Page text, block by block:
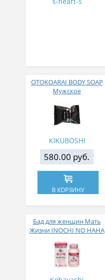
OTOKOARAI BODY SOAP
Мужское
для тела 30 г
KIKUBOSHI
580.00 руб.
В КОРЗИНУ
Бад для женщин Мать
Жизни INOCHI NO HAHA